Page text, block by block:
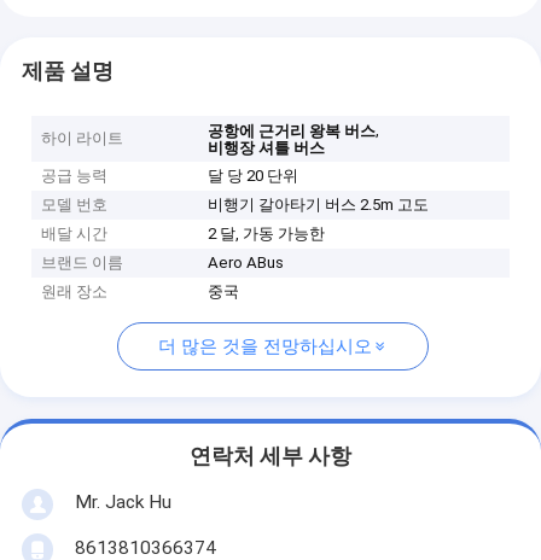
제품 설명
하이 라이트 공항에 근거리 왕복 버스,
비행장 셔틀 버스
공급 능력
달 당 20 단위
모델 번호
비행기 갈아타기 버스 2.5m 고도
배달 시간
2 달, 가동 가능한
브랜드 이름
Aero ABus
원래 장소
중국
더 많은 것을 전망하십시오
연락처 세부 사항
Mr. Jack Hu
8613810366374